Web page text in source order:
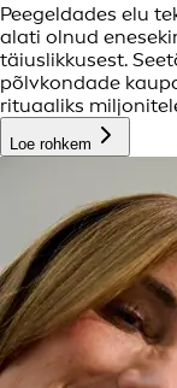
Peegeldades elu
alati olnud
täiuslikkusest.
põlvkondade
rituaaliks
Loe rohkem